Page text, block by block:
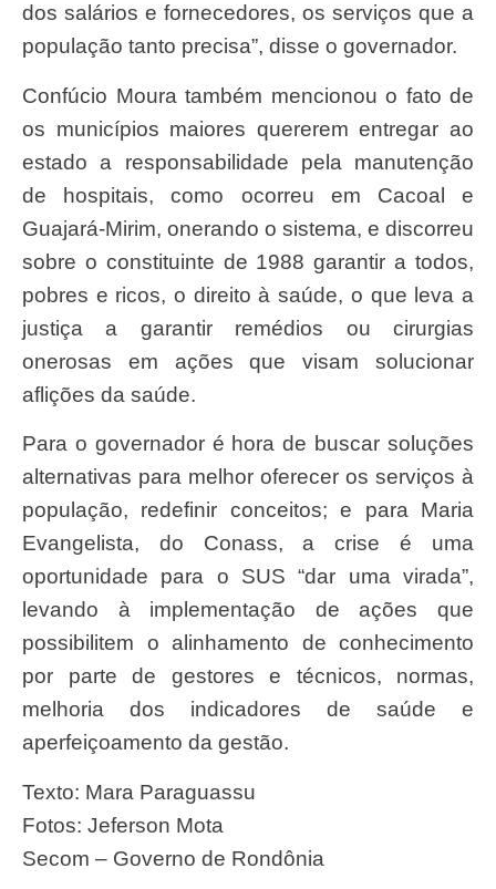
dos salários e fornecedores, os serviços que a
população tanto precisa”, disse o governador.
Confúcio Moura também mencionou o fato de
os municípios maiores quererem entregar ao
estado a responsabilidade pela manutenção
de hospitais, como ocorreu em Cacoal e
Guajará-Mirim, onerando o sistema, e discorreu
sobre o constituinte de 1988 garantir a todos,
pobres e ricos, o direito à saúde, o que leva a
justiça a garantir remédios ou cirurgias
onerosas em ações que visam solucionar
aflições da saúde.
Para o governador é hora de buscar soluções
alternativas para melhor oferecer os serviços à
população, redefinir conceitos; e para Maria
Evangelista, do Conass, a crise é uma
oportunidade para o SUS “dar uma virada”,
levando à implementação de ações que
possibilitem o alinhamento de conhecimento
por parte de gestores e técnicos, normas,
melhoria dos indicadores de saúde e
aperfeiçoamento da gestão.
Texto: Mara Paraguassu
Fotos: Jeferson Mota
Secom – Governo de Rondônia